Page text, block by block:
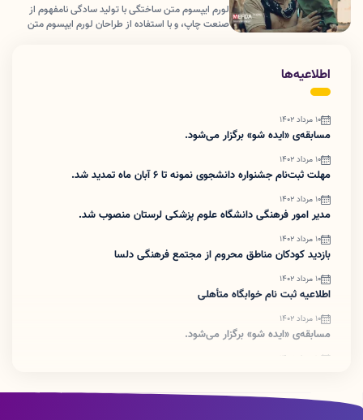
لورم ایپسوم متن ساختگی با تولید سادگی نامفهوم از
صنعت چاپ، و با استفاده از طراحان لورم ایپسوم متن
اطلاعیه‌ها
۱۰ مرداد ۱۴۰۲
مسابقه‌ی «ایده شو» برگزار می‌شود.
۱۰ مرداد ۱۴۰۲
مهلت ثبت‌نام جشنواره دانشجوی نمونه تا ۶ آبان ماه تمدید شد.
۱۰ مرداد ۱۴۰۲
مدیر امور فرهنگی دانشگاه علوم پزشکی لرستان منصوب شد.
۱۰ مرداد ۱۴۰۲
بازدید کودکان مناطق محروم از مجتمع فرهنگی دلسا
۱۰ مرداد ۱۴۰۲
اطلاعیه ثبت نام خوابگاه متأهلی
۱۰ مرداد ۱۴۰۲
مسابقه‌ی «ایده شو» برگزار می‌شود.
۱۰ مرداد ۱۴۰۲